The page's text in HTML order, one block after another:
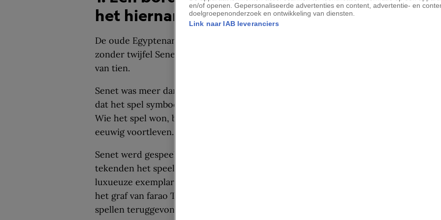
het hiernamaals
De oude Egyptenaren waren dol op bordspellen. Het populairste was
zonder twijfel Senet, een spel met dertig vakjes verdeeld over drie rijen
van tien.
Senet was meer dan een vorm van vermaak. Veel onderzoekers denken
dat het spel symbool stond voor
Wie het spel won, bereikte als het ware veilig het hiernamaals en kon
eeuwig voortleven.
Senet werd gespeeld door arm en rijk. Minder welgestelde Egyptenaren
tekenden het speelbord eenvoudig in het zand. De elite gebruikte
luxueuze exemplaren van hout, ivoor en andere kostbare materialen. In
het graf van farao Toetanchamon zijn verschillende rijk versierde Senet-
spellen teruggevonden.
en/of openen. Gepersonaliseerde advertenties en content, advertentie- en
doelgroepenonderzoek en ontwikkeling van diensten.
Link naar IAB leveranciers